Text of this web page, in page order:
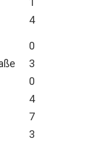
4
0
3
0
4
7
3